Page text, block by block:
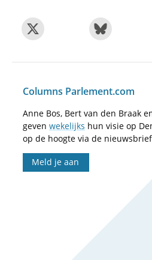
Columns Parlement.com
Anne Bos, Bert van den Braak
geven wekelijks hun visie op
op de hoogte via de
Meld je aan